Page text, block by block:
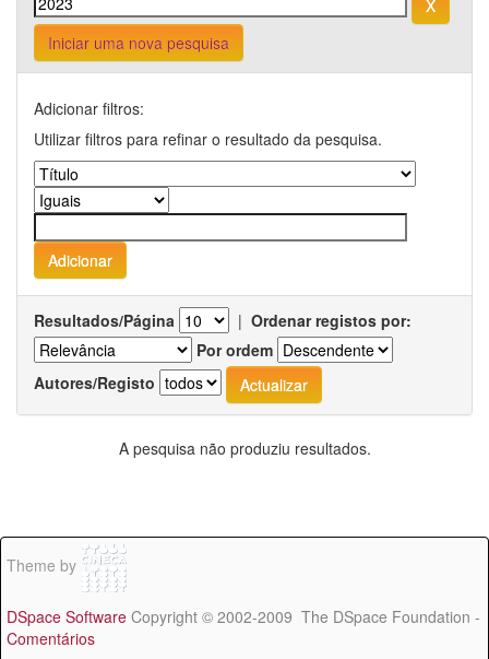
Iniciar uma nova pesquisa
Adicionar filtros:
Utilizar filtros para refinar o resultado da pesquisa.
Resultados/Página | Ordenar registos por:
Por ordem
Autores/Registo
A pesquisa não produziu resultados.
Theme by
DSpace Software Copyright © 2002-2009 The DSpace Foundation -
Comentários